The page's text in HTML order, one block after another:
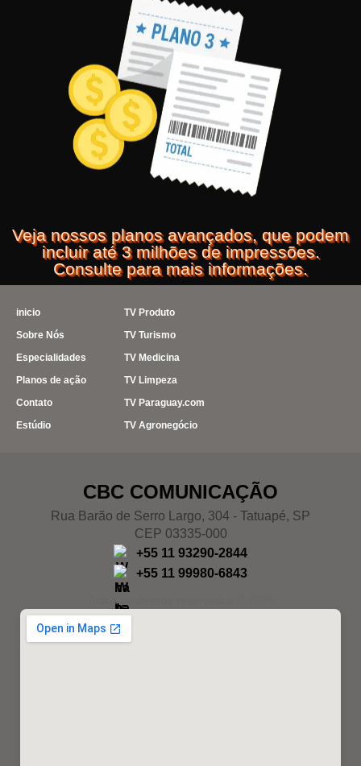
Veja nossos planos avançados, que podem
incluir até 3 milhões de impressões.
Consulte para mais informações.
inicio
Sobre Nós
Especialidades
Planos de ação
Contato
Estúdio
TV Produto
TV Turismo
TV Medicina
TV Limpeza
TV Paraguay.com
TV Agronegócio
CBC COMUNICAÇÃO
Rua Barão de Serro Largo, 304 - Tatuapé, SP
CEP 03335-000
+55 11 93290-2844
+55 11 99980-6843
Todos os direitos reservados © 2026